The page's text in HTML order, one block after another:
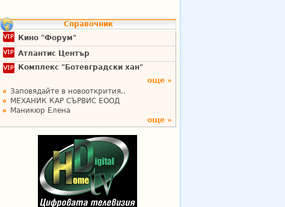
Справочник
Кино "Форум"
Атлантис Център
Комплекс "Ботевградски хан"
още »
Заповядайте в новооткрития..
МЕХАНИК КАР СЪРВИС ЕООД
Маникюр Елена
още »